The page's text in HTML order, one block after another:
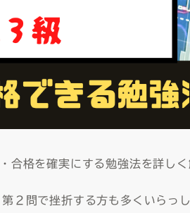
合格を確実にする勉強法を詳しく
２問で挫折する方も多くいらっ